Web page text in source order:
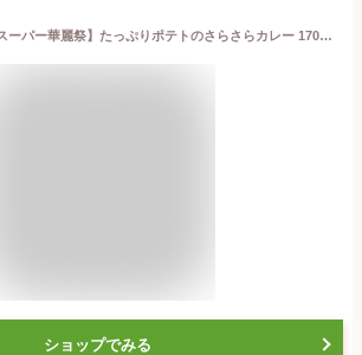
【15％OFF&スーパー華麗祭】たっぷりポテトのさらさらカレー 170g 単品 Potato Soup Curry 冷凍
ショップでみる